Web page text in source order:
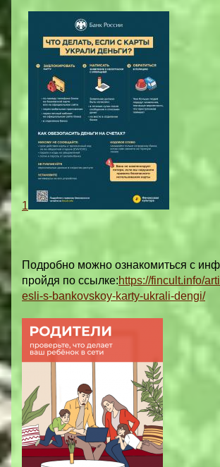
1
Подробно можно ознакомиться с
пройдя по ссылке:https://fincult.info/
esli-s-bankovskoy-karty-ukrali-dengi/